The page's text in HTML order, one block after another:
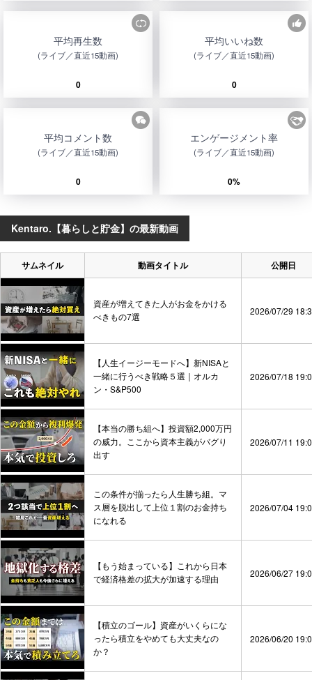
平均再生数
(ライブ／直近15動画)
0
平均いいね数
(ライブ／直近15動画)
0
平均コメント数
(ライブ／直近15動画)
0
エンゲージメント率
(ライブ／直近15動画)
0%
Kentaro.【暮らしと貯金】の最新動画
サムネイル 動画タイトル 公開日
資産が増えてきた人がお金をかける
べきもの7選
2026/07/29
【人生イージーモードへ】新NISAと
一緒に行うべき戦略５選｜オルカ
ン・S&P500
2026/07/18
【本当の勝ち組へ】投資額2,000万円
の威力。ここから資本主義がバグり
出す
2026/07/11
この条件が揃ったら人生勝ち組。マ
ス層を脱出して上位１割のお金持ち
になれる
2026/07/04
【もう始まっている】これから日本
で経済格差の拡大が加速する理由
2026/06/27
【積立のゴール】資産がいくらにな
ったら積立をやめても大丈夫なの
か？
2026/06/20